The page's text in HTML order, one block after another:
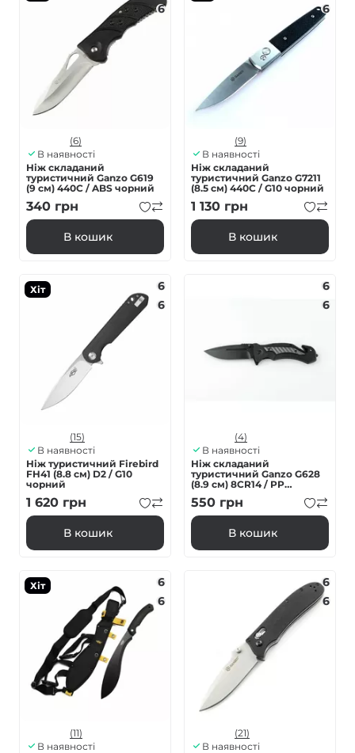
6
(6)
В наявності
Ніж складаний
туристичний Ganzo G619
(9 см) 440C / ABS чорний
340 грн
В кошик
6
(9)
В наявності
Ніж складаний
туристичний Ganzo G7211
(8.5 см) 440C / G10 чорний
1 130 грн
В кошик
Хіт
6
6
(15)
В наявності
Ніж туристичний Firebird
FH41 (8.8 см) D2 / G10
чорний
1 620 грн
В кошик
6
6
(4)
В наявності
Ніж складаний
туристичний Ganzo G628
(8.9 см) 8CR14 / PP
алюміній сірий
550 грн
В кошик
Хіт
6
6
(11)
В наявності
6
6
(21)
В наявності